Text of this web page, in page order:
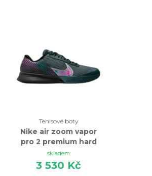
Tenisové boty
Nike air zoom vapor
pro 2 premium hard
court černá
skladem
3 530 Kč